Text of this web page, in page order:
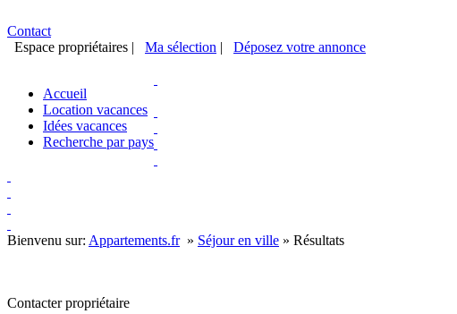
Contact
Espace propriétaires | Ma sélection | Déposez votre annonce
Accueil
Location vacances
Idées vacances
Recherche par pays
Bienvenu sur: Appartements.fr » Séjour en ville » Résultats
Contacter propriétaire